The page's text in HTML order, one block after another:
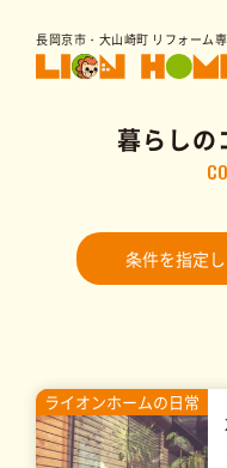
長岡京市・大山崎町 リフォーム
暮らしの
条件を指定
ライオンホームの日常
水まわり